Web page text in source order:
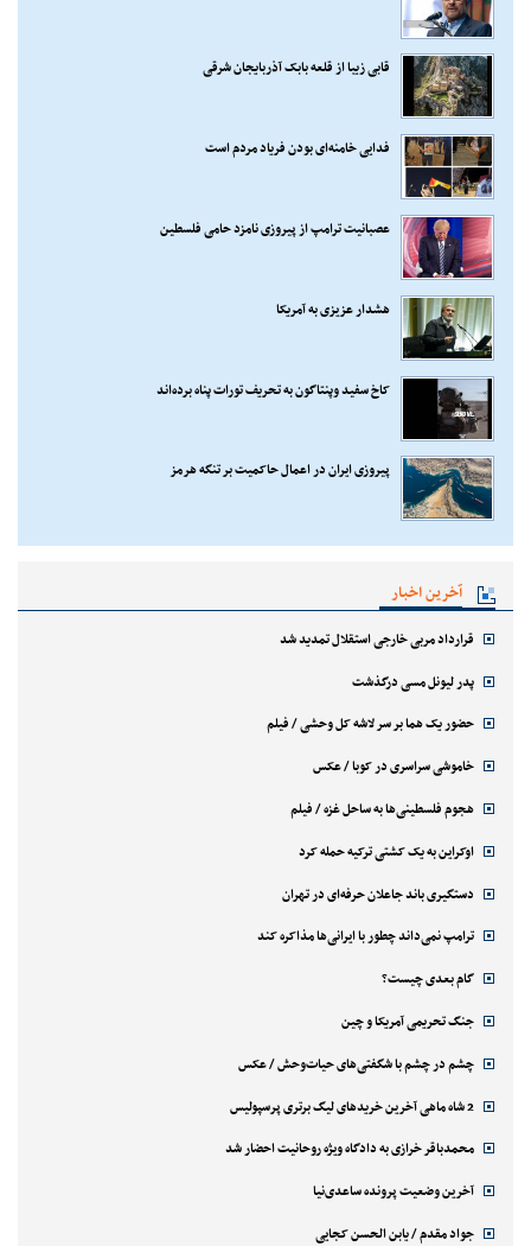
قابی زیبا از قلعه بابک آذربایجان شرقی
فدایی خامنه‌ای بودن فریاد مردم است
عصبانیت ترامپ از پیروزی نامزد حامی فلسطین
هشدار عزیزی به آمریکا
کاخ سفید وپنتاگون به تحریف تورات پناه برده‌اند
پیروزی ایران در اعمال حاکمیت بر تنگه هرمز
آخرین اخبار
قرارداد مربی خارجی استقلال تمدید شد
پدر لیونل مسی درگذشت
حضور یک هما بر سر لاشه‌ کل وحشی / فیلم
خاموشی سراسری در کوبا / عکس
هجوم فلسطینی‌ها به ساحل غزه / فیلم
اوکراین به یک کشتی ترکیه حمله کرد
دستگیری باند جاعلان حرفه‌ای در تهران
ترامپ نمی‌داند چطور با ایرانی‌ها مذاکره کند
گام بعدی چیست؟
جنگ تحریمی آمریکا و چین
چشم در چشم با شگفتی‌های حیات‌وحش / عکس
2 شاه ماهی آخرین خریدهای لیگ برتری پرسپولیس
محمدباقر خرازی به دادگاه ویژه روحانیت احضار شد
آخرین وضعیت پرونده ساعدی‌نیا
جواد مقدم / یابن الحسن کجایی